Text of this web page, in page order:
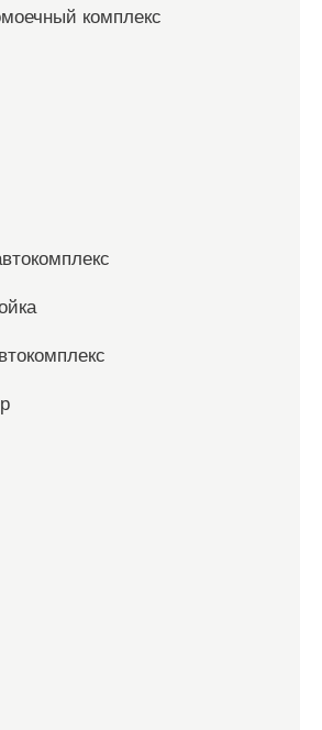
комплекс